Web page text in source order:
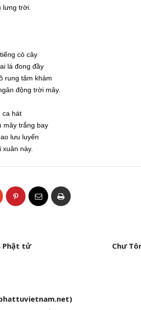
lưng trời.
cỏ cây
lá đong đầy
rung tâm khảm
động trời mây.
ca hát
mây trắng bay
lưu luyến
này.
Phật tử
Chư